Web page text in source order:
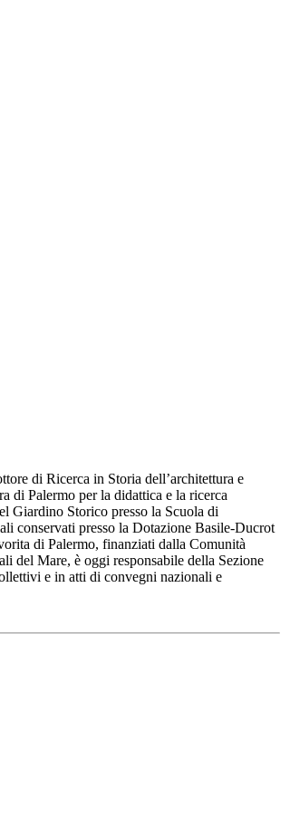
di Ricerca in Storia dell’architettura e
di Palermo per la didattica e la ricerca
Giardino Storico presso la Scuola di
conservati presso la Dotazione Basile-Ducrot
di Palermo, finanziati dalla Comunità
del Mare, è oggi responsabile della Sezione
e in atti di convegni nazionali e